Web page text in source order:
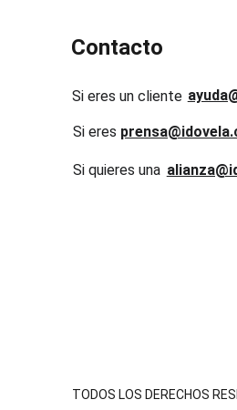
Contacto
Si eres un cliente
TODOS LOS DERECHOS
Si eres
Si quieres una